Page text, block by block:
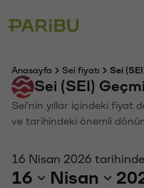
Anasayfa Sei fiyatı Sei
Sei (SEI)
Sei'nin yıllar içindeki fiyat
ve tarihindeki önemli
16 Nisan 2026
16 Nisan